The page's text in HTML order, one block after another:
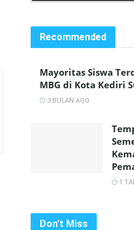
Recommended
Mayoritas Siswa
MBG di Kota Kediri
3 BULAN AGO
1
Don't Miss